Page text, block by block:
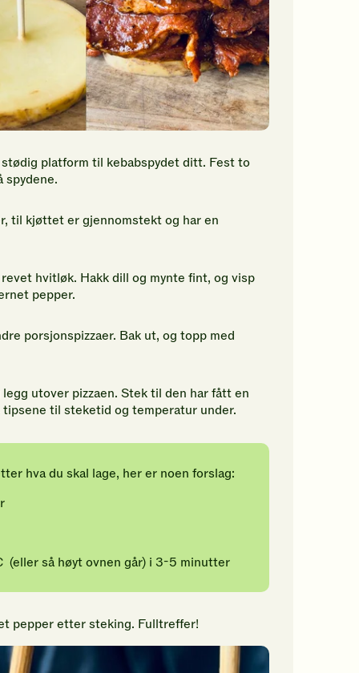
platform til kebabspydet ditt. Fest to
til kjøttet er gjennomstekt og har en
hvitløk. Hakk dill og mynte fint, og visp
pepper.
porsjonspizzaer. Bak ut, og topp med
utover pizzaen. Stek til den har fått en
til steketid og temperatur under.
hva du skal lage, her er noen forslag:
(eller så høyt ovnen går) i 3-5 minutter
pepper etter steking. Fulltreffer!